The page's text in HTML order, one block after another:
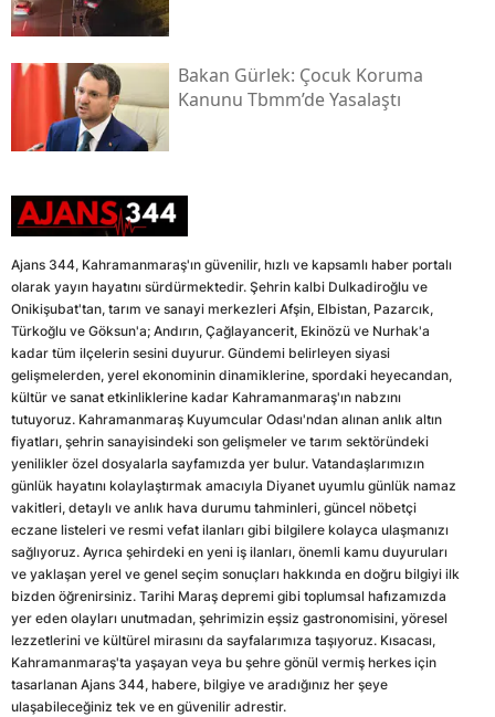
Bakan Gürlek: Çocuk Koruma
Kanunu Tbmm’de Yasalaştı
Ajans 344, Kahramanmaraş'ın güvenilir, hızlı ve kapsamlı haber portalı
olarak yayın hayatını sürdürmektedir. Şehrin kalbi Dulkadiroğlu ve
Onikişubat'tan, tarım ve sanayi merkezleri Afşin, Elbistan, Pazarcık,
Türkoğlu ve Göksun'a; Andırın, Çağlayancerit, Ekinözü ve Nurhak'a
kadar tüm ilçelerin sesini duyurur. Gündemi belirleyen siyasi
gelişmelerden, yerel ekonominin dinamiklerine, spordaki heyecandan,
kültür ve sanat etkinliklerine kadar Kahramanmaraş'ın nabzını
tutuyoruz. Kahramanmaraş Kuyumcular Odası'ndan alınan anlık altın
fiyatları, şehrin sanayisindeki son gelişmeler ve tarım sektöründeki
yenilikler özel dosyalarla sayfamızda yer bulur. Vatandaşlarımızın
günlük hayatını kolaylaştırmak amacıyla Diyanet uyumlu günlük namaz
vakitleri, detaylı ve anlık hava durumu tahminleri, güncel nöbetçi
eczane listeleri ve resmi vefat ilanları gibi bilgilere kolayca ulaşmanızı
sağlıyoruz. Ayrıca şehirdeki en yeni iş ilanları, önemli kamu duyuruları
ve yaklaşan yerel ve genel seçim sonuçları hakkında en doğru bilgiyi ilk
bizden öğrenirsiniz. Tarihi Maraş depremi gibi toplumsal hafızamızda
yer eden olayları unutmadan, şehrimizin eşsiz gastronomisini, yöresel
lezzetlerini ve kültürel mirasını da sayfalarımıza taşıyoruz. Kısacası,
Kahramanmaraş'ta yaşayan veya bu şehre gönül vermiş herkes için
tasarlanan Ajans 344, habere, bilgiye ve aradığınız her şeye
ulaşabileceğiniz tek ve en güvenilir adrestir.